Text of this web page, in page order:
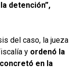
detención”,
del caso, la jueza
y ordenó la
en la